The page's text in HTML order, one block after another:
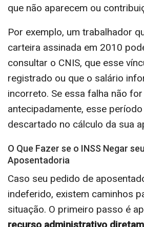
que não aparecem ou
Por exemplo, um trabalhador
carteira assinada em 2010
consultar o CNIS, que esse
registrado ou que o salário
incorreto. Se essa falha não
antecipadamente, esse
descartado no cálculo da sua
O Que Fazer se o INSS Negar
Aposentadoria
Caso seu pedido de
indeferido, existem caminhos
situação. O primeiro passo é